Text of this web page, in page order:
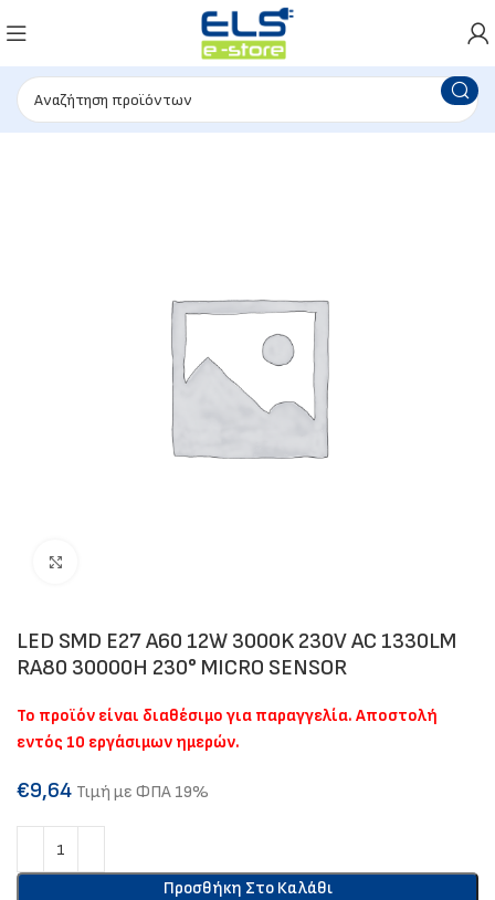
LED SMD E27 A60 12W 3000K 230V AC 1330LM
RA80 30000H 230° MICRO SENSOR
Το προϊόν είναι διαθέσιμο για παραγγελία. Αποστολή
εντός 10 εργάσιμων ημερών.
€9,64 Τιμή με ΦΠΑ 19%
Προσθήκη Στο Καλάθι